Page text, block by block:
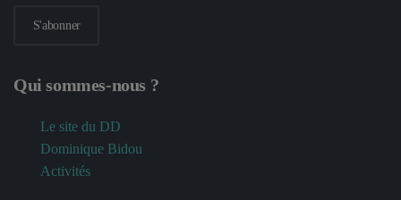
S'abonner
Qui sommes-nous ?
Le site du DD
Dominique Bidou
Activités